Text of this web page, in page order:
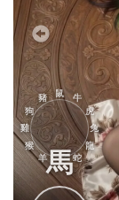
鼠
牛
虎
兔
龍
蛇
馬
羊
猴
雞
狗
豬